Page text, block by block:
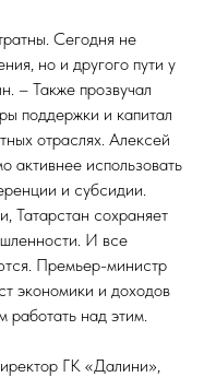
Сегодня не
но и другого пути у
– Также прозвучал
поддержки и капитал
отраслях. Алексей
активнее использовать
и субсидии.
Татарстан сохраняет
И все
Премьер-министр
экономики и доходов
работать над этим.
ГК «Далини»,